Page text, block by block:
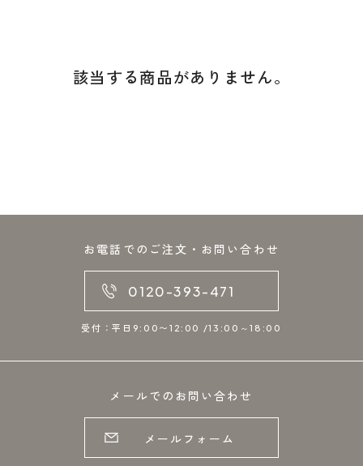
該当する商品がありません。
お電話でのご注文・お問い合わせ
0120-393-471
受付：平日9:00〜12:00 /13:00～18:00
メールでのお問い合わせ
メールフォーム